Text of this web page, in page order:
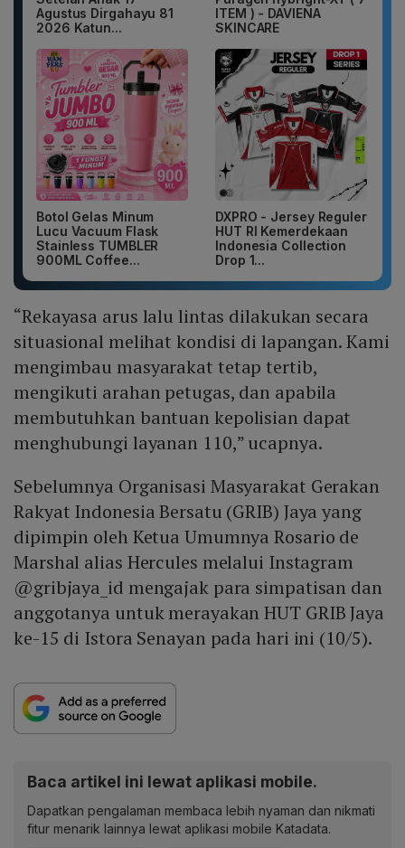
Agustus Dirgahayu 81
2026 Katun...
ITEM ) - DAVIENA
SKINCARE
Botol Gelas Minum
Lucu Vacuum Flask
Stainless TUMBLER
900ML Coffee...
DXPRO - Jersey Reguler
HUT RI Kemerdekaan
Indonesia Collection
Drop 1...
“Rekayasa arus lalu lintas dilakukan secara
situasional melihat kondisi di lapangan. Kami
mengimbau masyarakat tetap tertib,
mengikuti arahan petugas, dan apabila
membutuhkan bantuan kepolisian dapat
menghubungi layanan 110,” ucapnya.
Sebelumnya Organisasi Masyarakat Gerakan
Rakyat Indonesia Bersatu (GRIB) Jaya yang
dipimpin oleh Ketua Umumnya Rosario de
Marshal alias Hercules melalui Instagram
@gribjaya_id mengajak para simpatisan dan
anggotanya untuk merayakan HUT GRIB Jaya
ke-15 di Istora Senayan pada hari ini (10/5).
Baca artikel ini lewat aplikasi mobile.
Dapatkan pengalaman membaca lebih nyaman dan nikmati
fitur menarik lainnya lewat aplikasi mobile Katadata.